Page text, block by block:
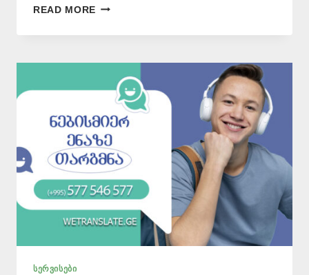
READ MORE ᲗᲐᲠᲒᲛᲜᲐ
ᲓᲐᲛᲝᲬᲛᲔᲑᲘᲗ
–
546
ᲡᲔᲠᲕᲘᲡᲔᲑᲘ